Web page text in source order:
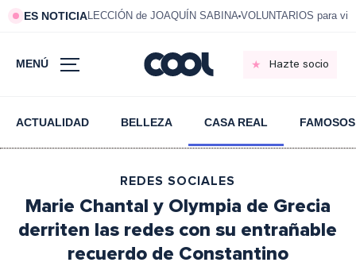
ES NOTICIALECCIÓN de JOAQUÍN SABINA VOLUNTARIOS para
MENÚ Hazte socio
ACTUALIDAD BELLEZA CASA REAL FAMOSOS
REDES SOCIALES
Marie Chantal y Olympia de Grecia
derriten las redes con su entrañable
recuerdo de Constantino